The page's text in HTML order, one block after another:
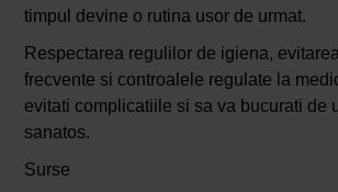
timpul devine o rutina usor de urmat.
Respectarea regulilor de igiena,
frecvente si controalele regulate la
evitati complicatiile si sa va bucurati de
sanatos.
Surse